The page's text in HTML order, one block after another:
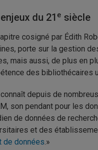
du 21 e siècle
cosigné par Édith
porte sur la gestion
mais aussi, de plus en
des bibliothécaires
depuis de
son pendant pour les
de données de
et des
de données.»